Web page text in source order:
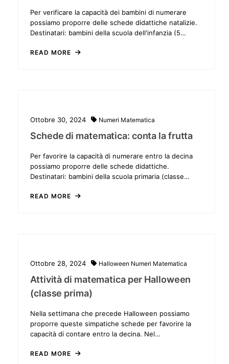
Per verificare la capacità dei bambini di numerare
possiamo proporre delle schede didattiche natalizie.
Destinatari: bambini della scuola dell'infanzia (5…
READ MORE
Ottobre 30, 2024 Numeri Matematica
Schede di matematica: conta la frutta
Per favorire la capacità di numerare entro la decina
possiamo proporre delle schede didattiche.
Destinatari: bambini della scuola primaria (classe…
READ MORE
Ottobre 28, 2024 Halloween Numeri Matematica
Attività di matematica per Halloween
(classe prima)
Nella settimana che precede Halloween possiamo
proporre queste simpatiche schede per favorire la
capacità di contare entro la decina. Nel…
READ MORE